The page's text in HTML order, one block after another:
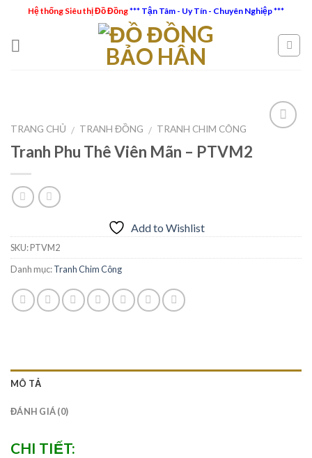
content
Hệ thống Siêu thị Đồ Đồng*** Tận Tâm - Uy Tín - Chuyên Nghiệp ***
TRANG CHỦ / TRANH ĐỒNG / TRANH CHIM CÔNG
Tranh Phu Thê Viên Mãn – PTVM2
Add to Wishlist
SKU:PTVM2
Danh mục:Tranh Chim Công
MÔ TẢ
ĐÁNH GIÁ (0)
CHI TIẾT: